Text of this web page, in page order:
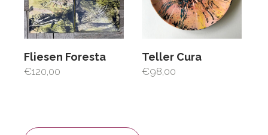
Fliesen Foresta
€120,00
Teller Cura
€98,00